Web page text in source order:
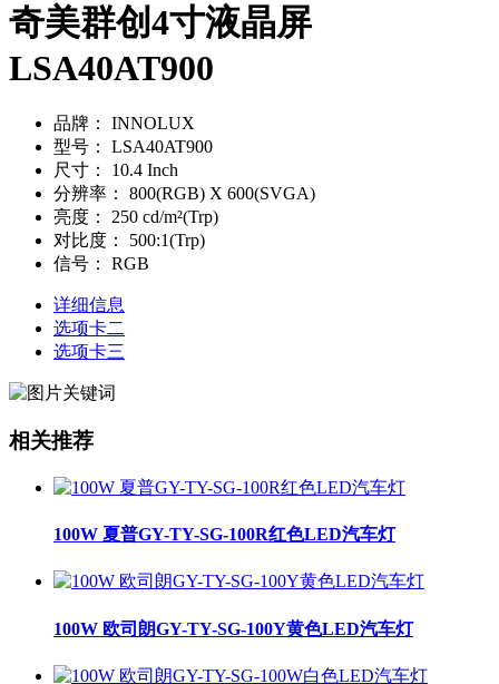
奇美群创4寸液晶屏
LSA40AT900
品牌：
INNOLUX
型号：
LSA40AT900
尺寸：
10.4 Inch
分辨率：
800(RGB) X 600(SVGA)
亮度：
250 cd/m²(Trp)
对比度：
500:1(Trp)
信号：
RGB
详细信息
选项卡二
选项卡三
相关推荐
100W 夏普GY-TY-SG-100R红色LED汽车灯
100W 欧司朗GY-TY-SG-100Y黄色LED汽车灯